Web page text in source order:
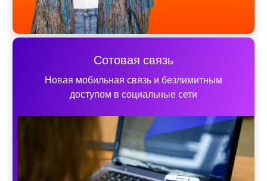
Сотовая связь
Новая мобильная связь и безлимитным
доступом в социальные сети